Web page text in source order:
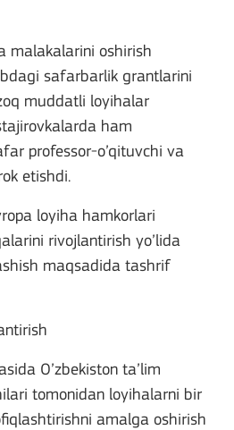
malakalarini oshirish
safarbarlik grantlarini
muddatli loyihalar
ham
professor-o’qituvchi va
etishdi.
loyiha hamkorlari
rivojlantirish yo’lida
maqsadida tashrif
O’zbekiston ta’lim
tomonidan loyihalarni bir
amalga oshirish